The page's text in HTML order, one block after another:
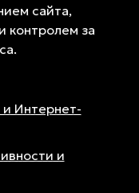
сайта,
контролем за
Интернет-
и